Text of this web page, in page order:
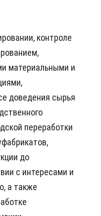
контроле
материальными и
доведения сырья
переработки
до
с интересами и
а также